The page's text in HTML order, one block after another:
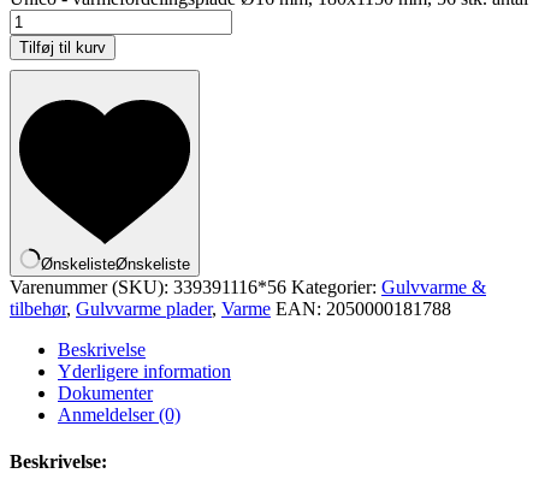
Tilføj til kurv
ØnskelisteØnskeliste
Varenummer (SKU): 339391116*56 Kategorier: Gulvvarme &
tilbehør, Gulvvarme plader, Varme EAN: 2050000181788
Beskrivelse
Yderligere information
Dokumenter
Anmeldelser (0)
Beskrivelse: